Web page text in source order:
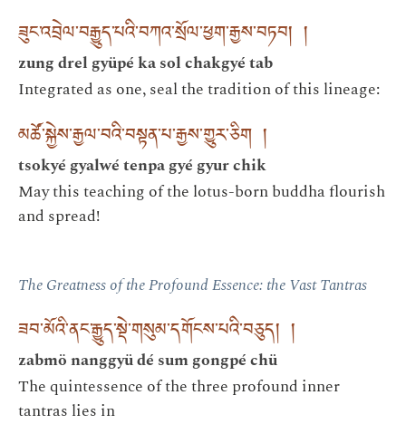
ཟུང་འབྲེལ་བརྒྱུད་པའི་བཀའ་སྲོལ་ཕྱག་རྒྱས་བཏབ། །
zung drel gyüpé ka sol chakgyé tab
Integrated as one, seal the tradition of this lineage:
མཚོ་སྐྱེས་རྒྱལ་བའི་བསྟན་པ་རྒྱས་གྱུར་ཅིག །
tsokyé gyalwé tenpa gyé gyur chik
May this teaching of the lotus-born buddha flourish
and spread!
The Greatness of the Profound Essence: the Vast Tantras
ཟབ་མོའི་ནང་རྒྱུད་སྡེ་གསུམ་དགོངས་པའི་བཅུད། །
zabmö nanggyü dé sum gongpé chü
The quintessence of the three profound inner
tantras lies in